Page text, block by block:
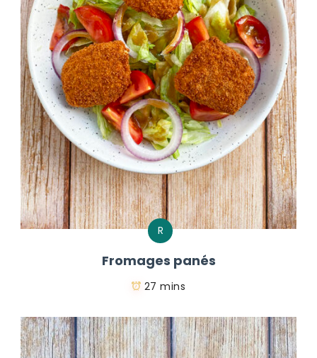
R
Fromages panés
27 mins